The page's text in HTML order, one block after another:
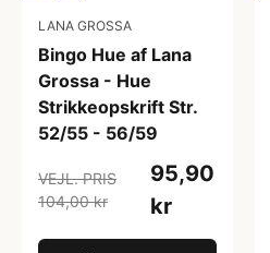
LANA GROSSA
Bingo Hue af Lana
Grossa - Hue
Strikkeopskrift Str.
52/55 - 56/59
VEJL. PRIS
104,00 kr
95,90
kr